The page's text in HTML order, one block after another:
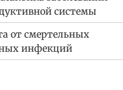
системы
от смертельных
инфекций